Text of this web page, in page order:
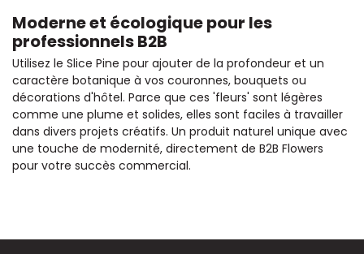
Moderne et écologique pour les
professionnels B2B
Utilisez le Slice Pine pour ajouter de la profondeur et un
caractère botanique à vos couronnes, bouquets ou
décorations d'hôtel. Parce que ces 'fleurs' sont légères
comme une plume et solides, elles sont faciles à travailler
dans divers projets créatifs. Un produit naturel unique avec
une touche de modernité, directement de B2B Flowers
pour votre succès commercial.